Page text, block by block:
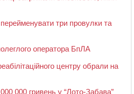
три провулки та
оператора БпЛА
центру обрали на
000 гривень у “Лото-Забава”